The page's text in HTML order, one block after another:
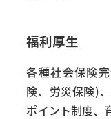
福利厚生
各種社会保険
険、労災保険)
ポイント制度、